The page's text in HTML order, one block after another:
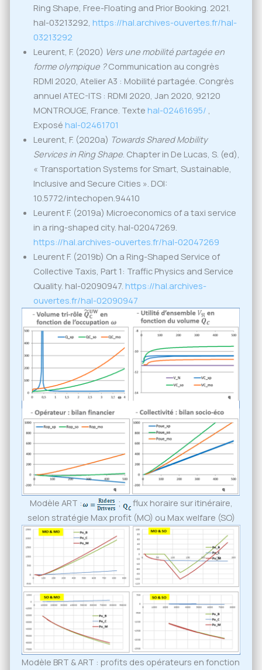
Ring Shape, Free-Floating and Prior Booking. 2021.
hal-03213292, https://hal.archives-ouvertes.fr/hal-
03213292
Leurent, F. (2020) Vers une mobilité partagée en
forme olympique ?Communication au congrès
RDMI 2020, Atelier A3 : Mobilité partagée. Congrès
annuel ATEC-ITS : RDMI 2020, Jan 2020, 92120
MONTROUGE, France. Texte hal-02461695/ ,
Exposé hal-02461701
Leurent, F. (2020a) Towards Shared Mobility
Services in Ring Shape. Chapter in De Lucas, S. (ed),
« Transportation Systems for Smart, Sustainable,
Inclusive and Secure Cities ». DOI:
10.5772/intechopen.94410
Leurent F. (2019a) Microeconomics of a taxi service
in a ring-shaped city. hal-02047269.
https://hal.archives-ouvertes.fr/hal-02047269
Leurent F. (2019b) On a Ring-Shaped Service of
Collective Taxis, Part 1: Traffic Physics and Service
Quality. hal-02090947. https://hal.archives-
ouvertes.fr/hal-02090947
Modèle ART : ;
flux horaire sur itinéraire,
selon stratégie Max profit (MO) ou Max welfare (SO)
Modèle BRT & ART : profits des opérateurs en fonction